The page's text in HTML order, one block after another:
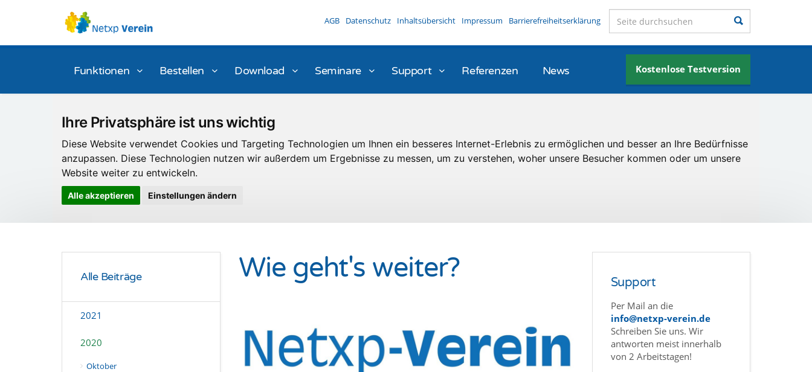
Ihre Privatsphäre ist uns wichtig
Diese Website verwendet Cookies und Targeting Technologien um Ihnen ein besseres Internet-Erlebnis zu ermöglichen und besser an Ihre Bedürfnisse
anzupassen. Diese Technologien nutzen wir außerdem um Ergebnisse zu messen, um zu verstehen, woher unsere Besucher kommen oder um unsere
Website weiter zu entwickeln.
Alle akzeptieren Einstellungen ändern
Kostenlose Testversion
Funktionen Bestellen Download Seminare Support Referenzen News
Suchen
AGB Datenschutz Inhaltsübersicht Impressum Barrierefreiheitserklärung
Wie geht's weiter?
Alle Beiträge
2021
2020
Oktober
Support
Per Mail an die
info@netxp-verein.de
Schreiben Sie uns. Wir
antworten meist innerhalb
von 2 Arbeitstagen!